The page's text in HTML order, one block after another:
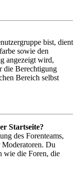
bist, dient
sowie den
angezeigt wird,
die Berechtigung
Bereich selbst
Startseite?
des Forenteams,
Du
wie die Foren, die